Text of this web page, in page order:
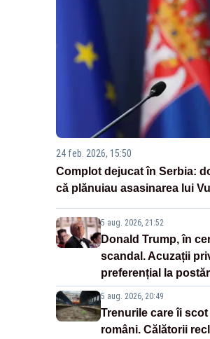
24 feb. 2026, 15:50
Complot dejucat în Serbia:
că plănuiau asasinarea lui
5 aug. 2026, 21:52
Donald Trump, în
scandal. Acuzații
preferențial la
5 aug. 2026, 20:49
Trenurile care îi
români. Călătorii